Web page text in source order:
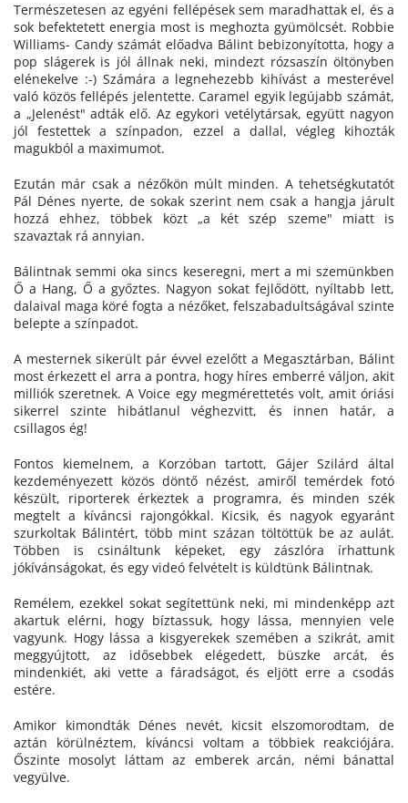
Természetesen az egyéni fellépések sem maradhattak el, és a
sok befektetett energia most is meghozta gyümölcsét. Robbie
Williams- Candy számát előadva Bálint bebizonyította, hogy a
pop slágerek is jól állnak neki, mindezt rózsaszín öltönyben
elénekelve :-) Számára a legnehezebb kihívást a mesterével
való közös fellépés jelentette. Caramel egyik legújabb számát,
a „Jelenést" adták elő. Az egykori vetélytársak, együtt nagyon
jól festettek a színpadon, ezzel a dallal, végleg kihozták
magukból a maximumot.
Ezután már csak a nézőkön múlt minden. A tehetségkutatót
Pál Dénes nyerte, de sokak szerint nem csak a hangja járult
hozzá ehhez, többek közt „a két szép szeme" miatt is
szavaztak rá annyian.
Bálintnak semmi oka sincs keseregni, mert a mi szemünkben
Ő a Hang, Ő a győztes. Nagyon sokat fejlődött, nyíltabb lett,
dalaival maga köré fogta a nézőket, felszabadultságával szinte
belepte a színpadot.
A mesternek sikerült pár évvel ezelőtt a Megasztárban, Bálint
most érkezett el arra a pontra, hogy híres emberré váljon, akit
milliók szeretnek. A Voice egy megmérettetés volt, amit óriási
sikerrel szinte hibátlanul véghezvitt, és innen határ, a
csillagos ég!
Fontos kiemelnem, a Korzóban tartott, Gájer Szilárd által
kezdeményezett közös döntő nézést, amiről temérdek fotó
készült, riporterek érkeztek a programra, és minden szék
megtelt a kíváncsi rajongókkal. Kicsik, és nagyok egyaránt
szurkoltak Bálintért, több mint százan töltöttük be az aulát.
Többen is csináltunk képeket, egy zászlóra írhattunk
jókívánságokat, és egy videó felvételt is küldtünk Bálintnak.
Remélem, ezekkel sokat segítettünk neki, mi mindenképp azt
akartuk elérni, hogy bíztassuk, hogy lássa, mennyien vele
vagyunk. Hogy lássa a kisgyerekek szemében a szikrát, amit
meggyújtott, az idősebbek elégedett, büszke arcát, és
mindenkiét, aki vette a fáradságot, és eljött erre a csodás
estére.
Amikor kimondták Dénes nevét, kicsit elszomorodtam, de
aztán körülnéztem, kíváncsi voltam a többiek reakciójára.
Őszinte mosolyt láttam az emberek arcán, némi bánattal
vegyülve.